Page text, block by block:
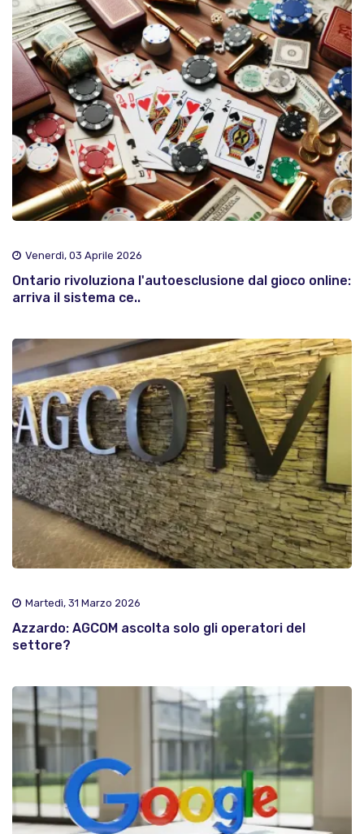
Venerdì, 03 Aprile 2026
Ontario rivoluziona l'autoesclusione dal gioco online:
arriva il sistema ce..
Martedì, 31 Marzo 2026
Azzardo: AGCOM ascolta solo gli operatori del
settore?